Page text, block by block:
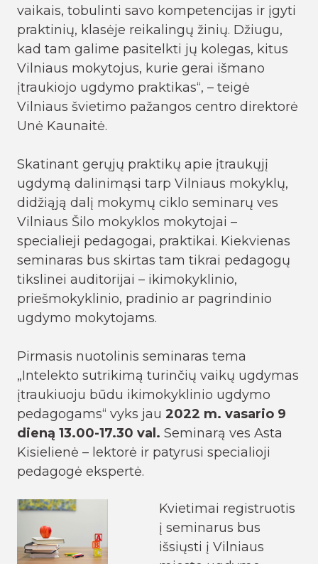
vaikais, tobulinti savo kompetencijas ir įgyti
praktinių, klasėje reikalingų žinių. Džiugu,
kad tam galime pasitelkti jų kolegas, kitus
Vilniaus mokytojus, kurie gerai išmano
įtraukiojo ugdymo praktikas“, – teigė
Vilniaus švietimo pažangos centro direktorė
Unė Kaunaitė.
Skatinant gerųjų praktikų apie įtraukųjį
ugdymą dalinimąsi tarp Vilniaus mokyklų,
didžiąją dalį mokymų ciklo seminarų ves
Vilniaus Šilo mokyklos mokytojai –
specialieji pedagogai, praktikai. Kiekvienas
seminaras bus skirtas tam tikrai pedagogų
tikslinei auditorijai – ikimokyklinio,
priešmokyklinio, pradinio ar pagrindinio
ugdymo mokytojams.
Pirmasis nuotolinis seminaras tema
„Intelekto sutrikimą turinčių vaikų ugdymas
įtraukiuoju būdu ikimokyklinio ugdymo
pedagogams“ vyks jau 2022 m. vasario 9
dieną 13.00-17.30 val. Seminarą ves Asta
Kisielienė – lektorė ir patyrusi specialioji
pedagogė ekspertė.
Kvietimai registruotis
į seminarus bus
išsiųsti į Vilniaus